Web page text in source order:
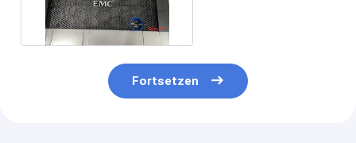
Fortsetzen